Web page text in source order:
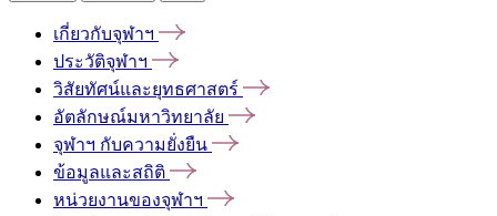
เกี่ยวกับจุฬาฯ
ประวัติจุฬาฯ
วิสัยทัศน์และยุทธศาสตร์
อัตลักษณ์มหาวิทยาลัย
จุฬาฯ กับความยั่งยืน
ข้อมูลและสถิติ
หน่วยงานของจุฬาฯ